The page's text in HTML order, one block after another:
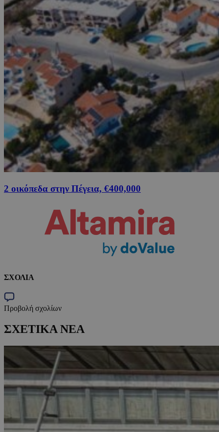
2 οικόπεδα στην Πέγεια, €400,000
ΣΧΟΛΙΑ
Προβολή σχολίων
ΣΧΕΤΙΚΑ ΝΕΑ